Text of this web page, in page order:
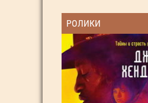
РОЛИКИ